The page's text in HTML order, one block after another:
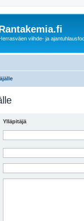
viihde- ja
Ylläpitäjä